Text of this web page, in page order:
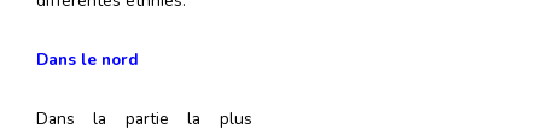
Dans le nord
Dans la partie la plus